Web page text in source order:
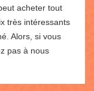
acheter tout
très intéressants
Alors, si vous
pas à nous